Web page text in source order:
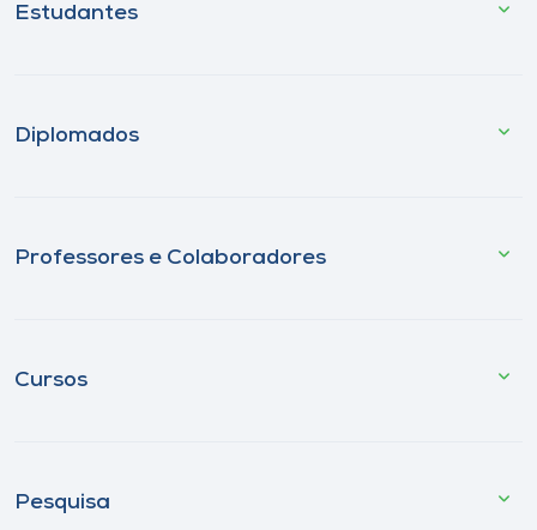
Estudantes
Diplomados
Professores e Colaboradores
Cursos
Pesquisa